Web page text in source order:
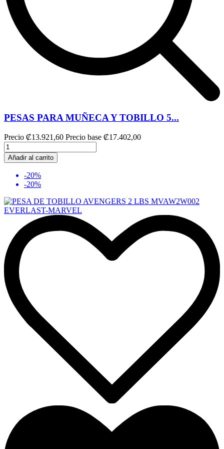
PESAS PARA MUÑECA Y TOBILLO 5...
Precio ₡13.921,60 Precio base ₡17.402,00
Añadir al carrito
-20%
-20%